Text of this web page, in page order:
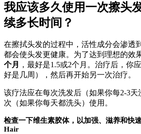
我应该多久使用一次擦头
续多长时间？
在擦拭头发的过程中，活性成分会渗透
都会使头发更健康。为了达到理想的效
个月
，最好是1.5或2个月。治疗后，你
好是几周），然后再开始另一次治疗。
该疗法应在每次洗发后（如果你每2-3
次（如果你每天都洗头）使用。
检查一下维生素胶体，以加强、滋养和快
Hair